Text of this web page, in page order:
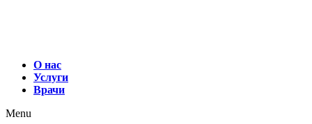
О нас
Услуги
Врачи
Menu